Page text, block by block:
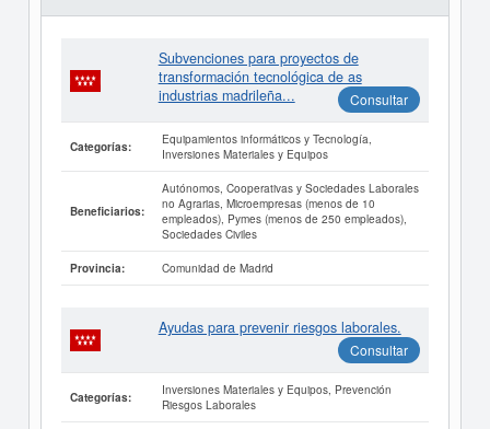
Subvenciones para proyectos de
transformación tecnológica de as
industrias madrileña...
Consultar
Categorías:
Equipamientos informáticos y Tecnología,
Inversiones Materiales y Equipos
Beneficiarios:
Autónomos, Cooperativas y Sociedades Laborales
no Agrarias, Microempresas (menos de 10
empleados), Pymes (menos de 250 empleados),
Sociedades Civiles
Provincia: Comunidad de Madrid
Ayudas para prevenir riesgos laborales.
Consultar
Categorías:
Inversiones Materiales y Equipos, Prevención
Riesgos Laborales